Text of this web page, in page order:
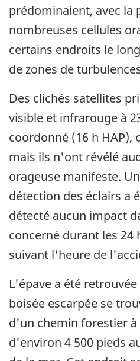
prédominaient, avec la
nombreuses cellules
certains endroits le
de zones de
Des clichés satellites
visible et infrarouge à
coordonné (16 h HAP),
mais ils n'ont révélé
orageuse manifeste.
détection des éclairs a
détecté aucun impact
concerné durant les 24
suivant l'heure de
L'épave a été
boisée escarpée se
d'un chemin forestier
d'environ 4 500 pieds